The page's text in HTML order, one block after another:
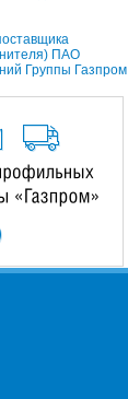
ПАО
Группы Газпром